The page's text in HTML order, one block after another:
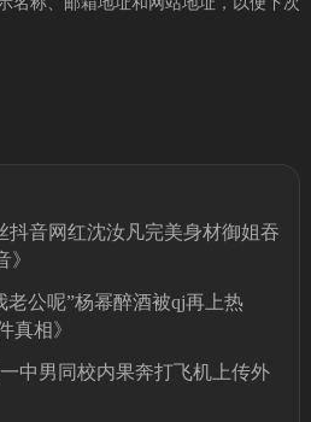
抖音网红沈汝凡完美身材御姐吞
》
老公呢”杨幂醉酒被qj再上热
真相》
中男同校内果奔打飞机上传外